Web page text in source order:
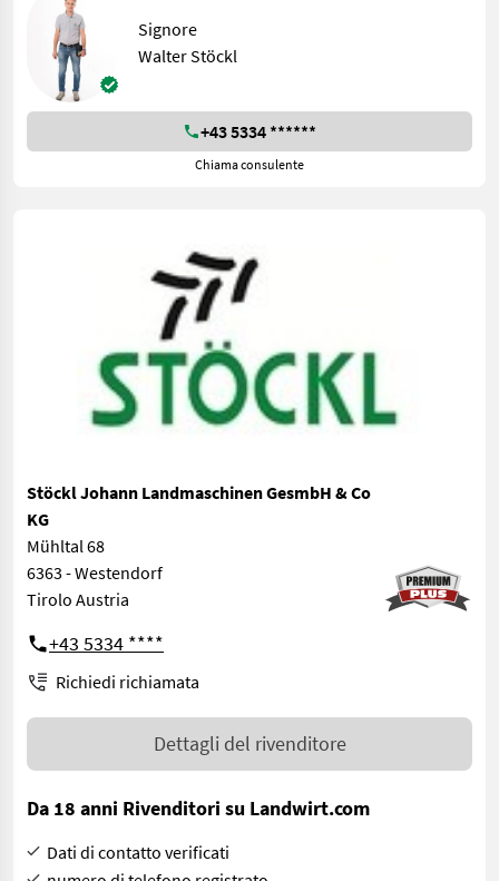
Signore
Walter Stöckl
+43 5334 ******
Chiama consulente
Stöckl Johann Landmaschinen GesmbH & Co
KG
Mühltal 68
6363 - Westendorf
Tirolo Austria
+43 5334 ****
Richiedi richiamata
Dettagli del rivenditore
Da 18 anni Rivenditori su Landwirt.com
Dati di contatto verificati